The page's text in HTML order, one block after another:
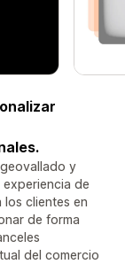
y
de
clientes en
de forma
del comercio